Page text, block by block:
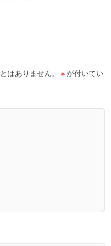
はありません。 ※ が付いてい